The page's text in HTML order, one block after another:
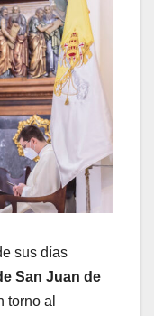
sus días
San Juan de
torno al